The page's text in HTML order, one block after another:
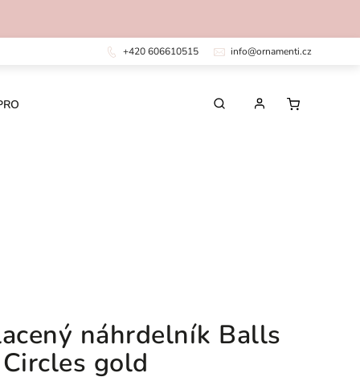
+420 606610515 info@ornamenti.cz
DĚTI CHIRURGICKÁ OCEL
náhrdelník Balls
gold